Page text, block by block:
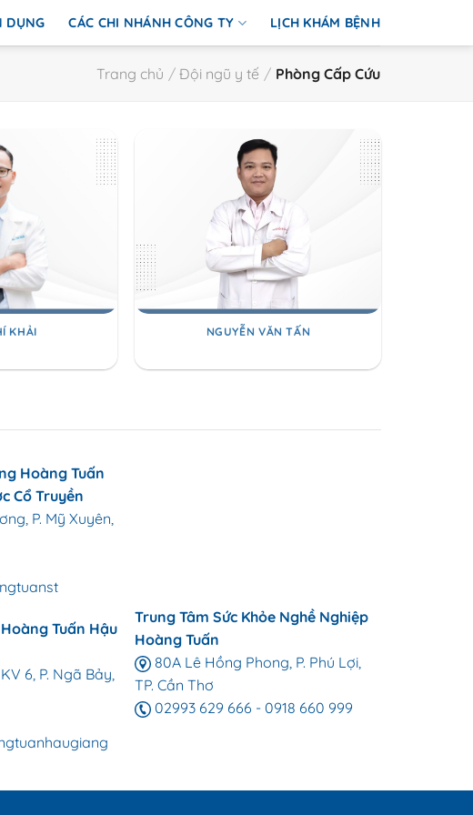
DỤNG CÁC CHI NHÁNH CÔNG TY LỊCH KHÁM BỆNH
Trang chủ / Đội ngũ y tế / Phòng Cấp Cứu
KHẢI NGUYỄN VĂN TẤN
Hoàng Tuấn
Cổ Truyền
P. Mỹ Xuyên,
Tuấn Hậu
6, P. Ngã Bảy,
Trung Tâm Sức Khỏe Nghề Nghiệp
Hoàng Tuấn
80A Lê Hồng Phong, P. Phú Lợi,
TP. Cần Thơ
02993 629 666 -0918 660 999